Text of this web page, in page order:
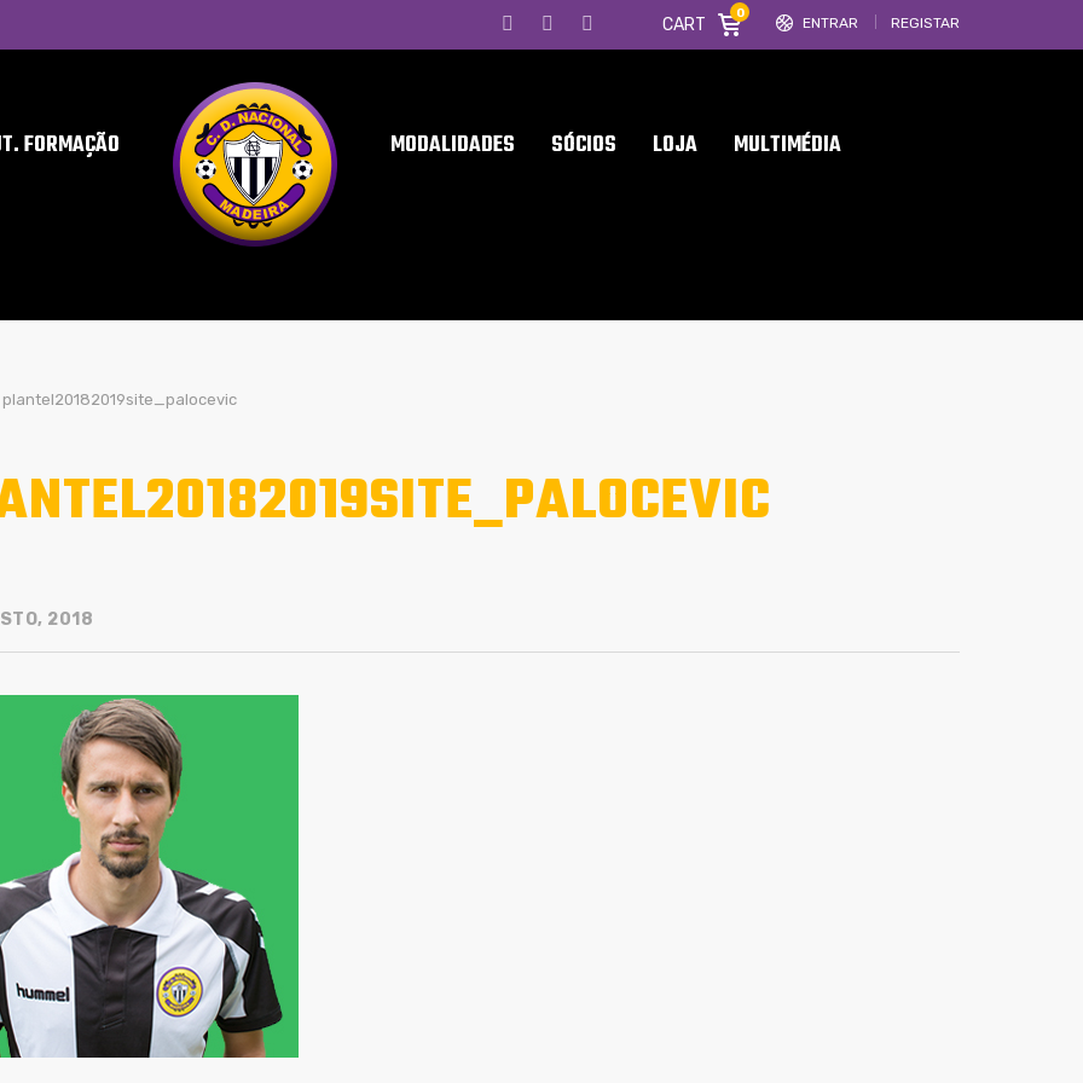
ENTRAR REGISTAR
CART
0
FORMAÇÃO MODALIDADES SÓCIOS LOJA MULTIMÉDIA
plantel20182019site_palocevic
2018